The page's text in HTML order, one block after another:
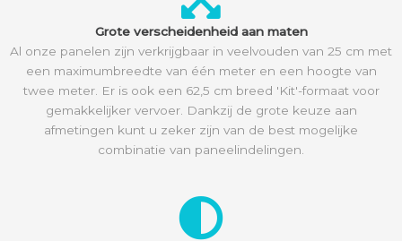
Grote verscheidenheid aan maten
Al onze panelen zijn verkrijgbaar in veelvouden van 25 cm met
een maximumbreedte van één meter en een hoogte van
twee meter. Er is ook een 62,5 cm breed 'Kit'-formaat voor
gemakkelijker vervoer. Dankzij de grote keuze aan
afmetingen kunt u zeker zijn van de best mogelijke
combinatie van paneelindelingen.